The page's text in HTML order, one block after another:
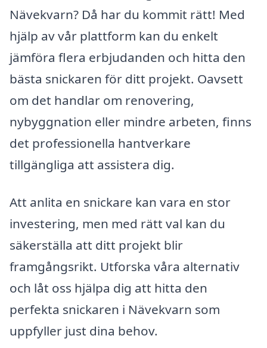
Nävekvarn? Då har du kommit rätt! Med
hjälp av vår plattform kan du enkelt
jämföra flera erbjudanden och hitta den
bästa snickaren för ditt projekt. Oavsett
om det handlar om renovering,
nybyggnation eller mindre arbeten, finns
det professionella hantverkare
tillgängliga att assistera dig.
Att anlita en snickare kan vara en stor
investering, men med rätt val kan du
säkerställa att ditt projekt blir
framgångsrikt. Utforska våra alternativ
och låt oss hjälpa dig att hitta den
perfekta snickaren i Nävekvarn som
uppfyller just dina behov.